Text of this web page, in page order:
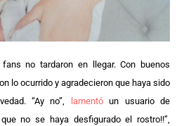
no tardaron en llegar. Con buenos
lo ocurrido y agradecieron que haya sido
“Ay no”,
lamentóun usuario de
que no se haya desfigurado el rostro!!”,